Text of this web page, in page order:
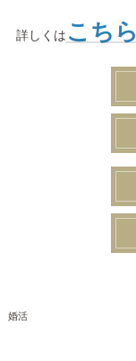
詳しくは こちら
婚活